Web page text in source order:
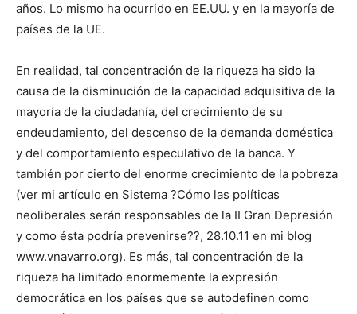
años. Lo mismo ha ocurrido en EE.UU. y en la mayoría de
países de la UE.
En realidad, tal concentración de la riqueza ha sido la
causa de la disminución de la capacidad adquisitiva de la
mayoría de la ciudadanía, del crecimiento de su
endeudamiento, del descenso de la demanda doméstica
y del comportamiento especulativo de la banca. Y
también por cierto del enorme crecimiento de la pobreza
(ver mi artículo en Sistema ?Cómo las políticas
neoliberales serán responsables de la II Gran Depresión
y como ésta podría prevenirse??, 28.10.11 en mi blog
www.vnavarro.org). Es más, tal concentración de la
riqueza ha limitado enormemente la expresión
democrática en los países que se autodefinen como